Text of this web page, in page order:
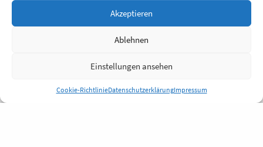
Akzeptieren
Ablehnen
Einstellungen ansehen
Cookie-RichtlinieDatenschutzerklärungImpressum